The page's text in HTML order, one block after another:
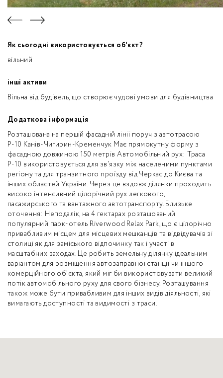
Як сьогодні використовується об'єкт?
вільний
інші активи
Вільна від будівель, що створює чудові умови для будівництва
Додаткова інформація
Розташована на першій фасадній лінії поруч з автотрасою
Р-10 Канів-Чигирин-Кременчук Має прямокутну форму з
фасадною довжиною 150 метрів Автомобільний рух: Траса
Р-10 використовується для зв'язку між населеними пунктами
регіону та для транзитного проїзду від Черкас до Києва та
інших областей України. Через це вздовж ділянки проходить
високо інтенсивний цілорічний рух легкового,
пасажирського та вантажного автотранспорту. Близьке
оточення: Неподалік, на 4 гектарах розташований
популярний парк-отель Riverwood Relax Park, що є цілорічно
привабливим місцем для місцевих мешканців та відвідувачів зі
столиці як для заміського відпочинку так і участі в
масштабних заходах. Це робить земельну ділянку ідеальним
варіантом для розміщення автозаправної станції чи іншого
комерційного об'єкта, який міг би використовувати великий
потік автомобільного руху для свого бізнесу. Розташування
також може бути привабливим для інших видів діяльності, які
вимагають доступності та видимості з траси.